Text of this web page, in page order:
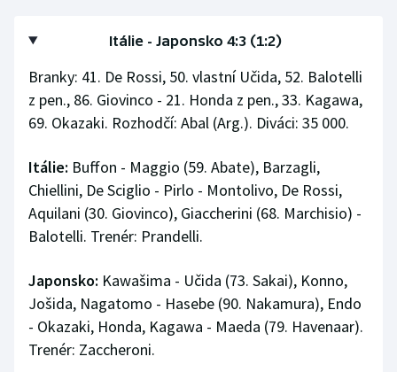
Itálie - Japonsko 4:3 (1:2)
Branky: 41. De Rossi, 50. vlastní Učida, 52. Balotelli
z pen., 86. Giovinco - 21. Honda z pen., 33. Kagawa,
69. Okazaki. Rozhodčí: Abal (Arg.). Diváci: 35 000.
Itálie: Buffon - Maggio (59. Abate), Barzagli,
Chiellini, De Sciglio - Pirlo - Montolivo, De Rossi,
Aquilani (30. Giovinco), Giaccherini (68. Marchisio) -
Balotelli. Trenér: Prandelli.
Japonsko: Kawašima - Učida (73. Sakai), Konno,
Jošida, Nagatomo - Hasebe (90. Nakamura), Endo
- Okazaki, Honda, Kagawa - Maeda (79. Havenaar).
Trenér: Zaccheroni.